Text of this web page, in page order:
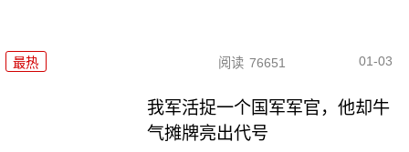
最热 阅读 76651 01-03
我军活捉一个国军军官，他却牛
气摊牌亮出代号